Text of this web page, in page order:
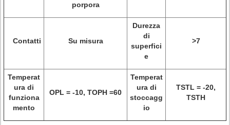
porpora
Contatti Su misura
Durezza
di
superfici
e
>7
Temperat
ura di
funziona
mento
OPL = -10, TOPH =60
Temperat
ura di
stoccagg
io
TSTL = -20,
TSTH